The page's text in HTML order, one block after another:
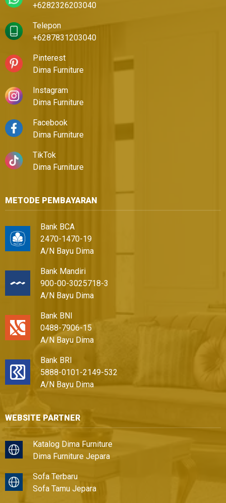
+6282326203040
Telepon
+6287831203040
Pinterest
Dima Furniture
Instagram
Dima Furniture
Facebook
Dima Furniture
TikTok
Dima Furniture
METODE PEMBAYARAN
Bank BCA
2470-1470-19
A/N Bayu Dima
Bank Mandiri
900-00-3025718-3
A/N Bayu Dima
Bank BNI
0488-7906-15
A/N Bayu Dima
Bank BRI
5888-0101-2149-532
A/N Bayu Dima
WEBSITE PARTNER
Katalog Dima Furniture
Dima Furniture Jepara
Sofa Terbaru
Sofa Tamu Jepara